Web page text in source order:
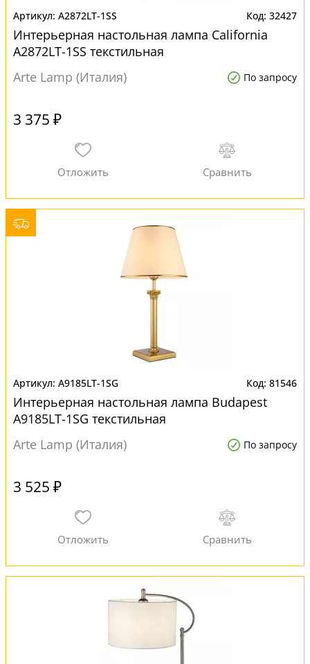
A2872LT-1SS 32427
Интерьерная настольная лампа California
A2872LT-1SS текстильная
Arte Lamp (Италия)
По запросу
3 375 ₽
A9185LT-1SG 81546
Интерьерная настольная лампа Budapest
A9185LT-1SG текстильная
Arte Lamp (Италия)
По запросу
3 525 ₽